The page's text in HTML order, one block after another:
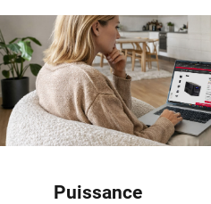
Puissance